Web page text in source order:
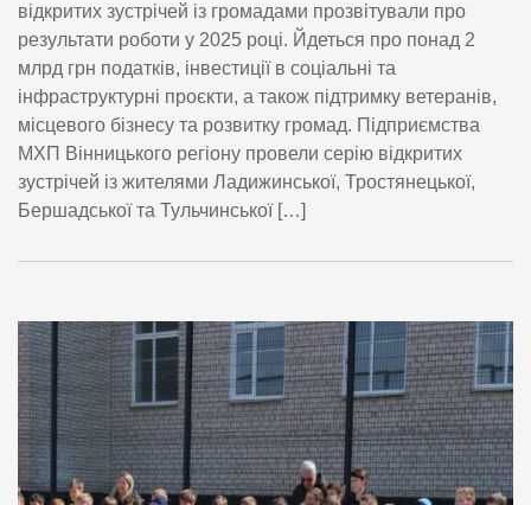
відкритих зустрічей із громадами прозвітували про
результати роботи у 2025 році. Йдеться про понад 2
млрд грн податків, інвестиції в соціальні та
інфраструктурні проєкти, а також підтримку ветеранів,
місцевого бізнесу та розвитку громад. Підприємства
МХП Вінницького регіону провели серію відкритих
зустрічей із жителями Ладижинської, Тростянецької,
Бершадської та Тульчинської […]